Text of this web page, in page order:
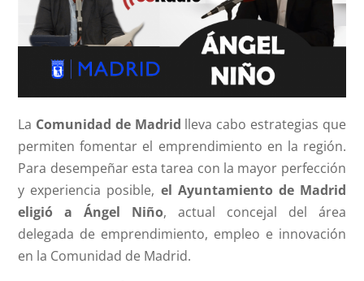
La Comunidad de Madrid lleva cabo estrategias que
permiten fomentar el emprendimiento en la región.
Para desempeñar esta tarea con la mayor perfección
y experiencia posible, el Ayuntamiento de Madrid
eligió a Ángel Niño, actual concejal del área
delegada de emprendimiento, empleo e innovación
en la Comunidad de Madrid.